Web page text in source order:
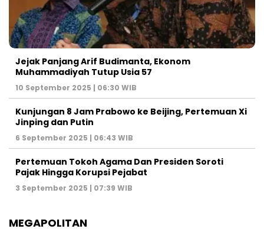
Jejak Panjang Arif Budimanta, Ekonom
Muhammadiyah Tutup Usia 57
10 September 2025 | 06:30 WIB
Kunjungan 8 Jam Prabowo ke Beijing, Pertemuan Xi
Jinping dan Putin
6 September 2025 | 06:43 WIB
Pertemuan Tokoh Agama Dan Presiden Soroti
Pajak Hingga Korupsi Pejabat
3 September 2025 | 07:39 WIB
MEGAPOLITAN